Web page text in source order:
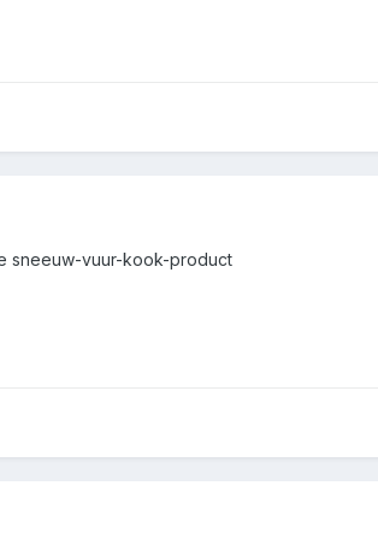
sneeuw-vuur-kook-product